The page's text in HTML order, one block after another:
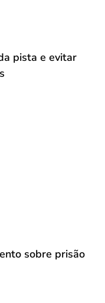
pista e evitar
sobre prisão